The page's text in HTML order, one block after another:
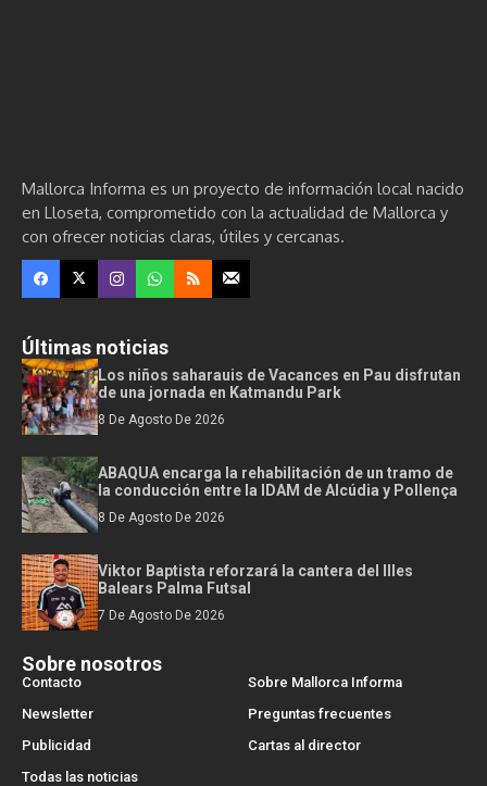
Mallorca Informa es un proyecto de información local nacido
en Lloseta, comprometido con la actualidad de Mallorca y
con ofrecer noticias claras, útiles y cercanas.
Últimas noticias
Los niños saharauis de Vacances en Pau disfrutan
de una jornada en Katmandu Park
8 De Agosto De 2026
ABAQUA encarga la rehabilitación de un tramo de
la conducción entre la IDAM de Alcúdia y Pollença
8 De Agosto De 2026
Viktor Baptista reforzará la cantera del Illes
Balears Palma Futsal
7 De Agosto De 2026
Sobre nosotros
Contacto
Sobre Mallorca Informa
Newsletter
Preguntas frecuentes
Publicidad
Cartas al director
Todas las noticias